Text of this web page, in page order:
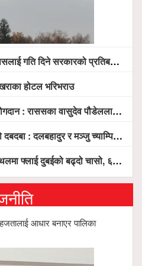
प्रतिबद्धता, स्थानीय सरोकारवालासँग व्यापक छलफल
होटल भरिभराउ
पौडेललाई ‘मिलेनियम ट्रेक अवार्ड’ प्रदान गरिने
र मञ्जु च्याम्पियन, नगदसहित भव्य सम्मान
६ घण्टा लामो प्राविधिक निरीक्षणपछि दैनिक उडानको ढोका खुल्दै
आधार बनाएर पालिका